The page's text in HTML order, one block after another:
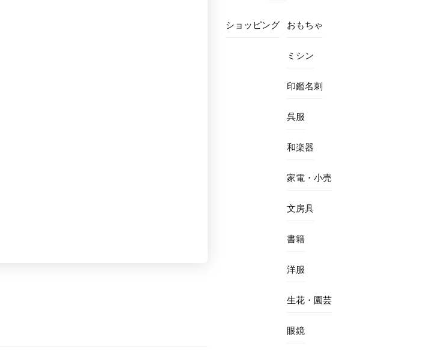
ショッピング おもちゃ
ミシン
印鑑名刺
呉服
和楽器
家電・小売
文房具
書籍
洋服
生花・園芸
眼鏡